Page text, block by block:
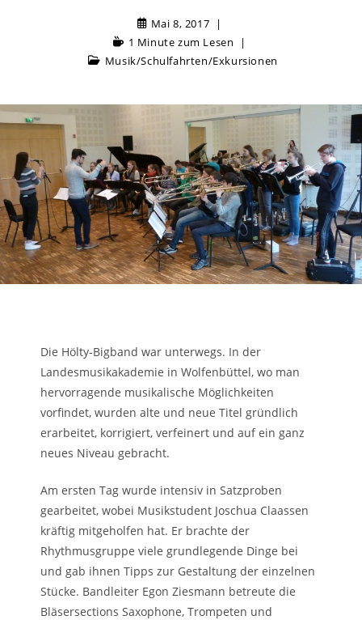
Mai 8, 2017
1 Minute zum Lesen
Musik/Schulfahrten/Exkursionen
Die Hölty-Bigband war unterwegs. In der
Landesmusikakademie in Wolfenbüttel, wo man
hervorragende musikalische Möglichkeiten
vorfindet, wurden alte und neue Titel gründlich
erarbeitet, korrigiert, verfeinert und auf ein ganz
neues Niveau gebracht.
Am ersten Tag wurde intensiv in Satzproben
gearbeitet, wobei Musikstudent Joschua Claassen
kräftig mitgeholfen hat. Er brachte der
Rhythmusgruppe viele grundlegende Dinge bei
und gab ihnen Tipps zur Gestaltung der einzelnen
Stücke. Bandleiter Egon Ziesmann betreute die
Bläsersections Saxophone, Trompeten und